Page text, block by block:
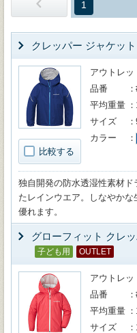
1
クレッパー ジャケッ
比較する
アウトレッ
品番
平均重量
サイズ
カラー
独自開発の防水透湿性素材
たレインウエア。しなやか
優れます。
グローフィット クレ
子ども用 OUTLET
アウトレッ
品番
平均重量
サイズ